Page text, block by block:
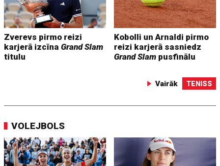
Zverevs pirmo reizi
karjerā izcīnaGrand Slam
titulu
Kobolli un Arnaldi pirmo
reizi karjerā sasniedz
Grand Slam pusfinālu
Vairāk TENISS
VOLEJBOLS